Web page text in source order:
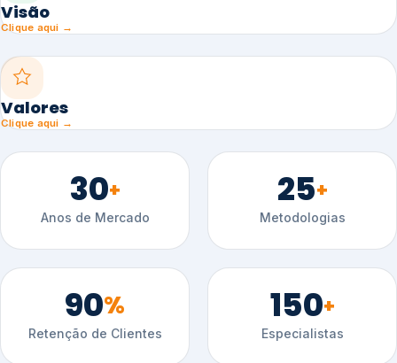
Visão
Clique aqui →
Valores
Clique aqui →
30+
Anos de Mercado
25+
Metodologias
90%
Retenção de Clientes
150+
Especialistas